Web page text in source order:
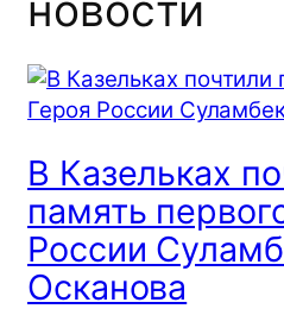
В Казельках
память
России
Осканова